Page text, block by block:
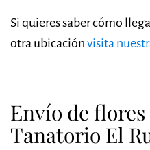
Si quieres saber cómo
otra ubicación visita
Envío de
Tanatorio El